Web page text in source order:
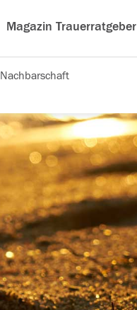
Magazin Trauerratgeber
Nachbarschaft